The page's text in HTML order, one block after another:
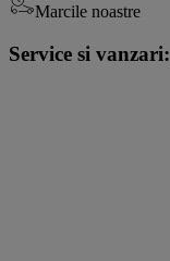
Marcile noastre
Service si vanzari: